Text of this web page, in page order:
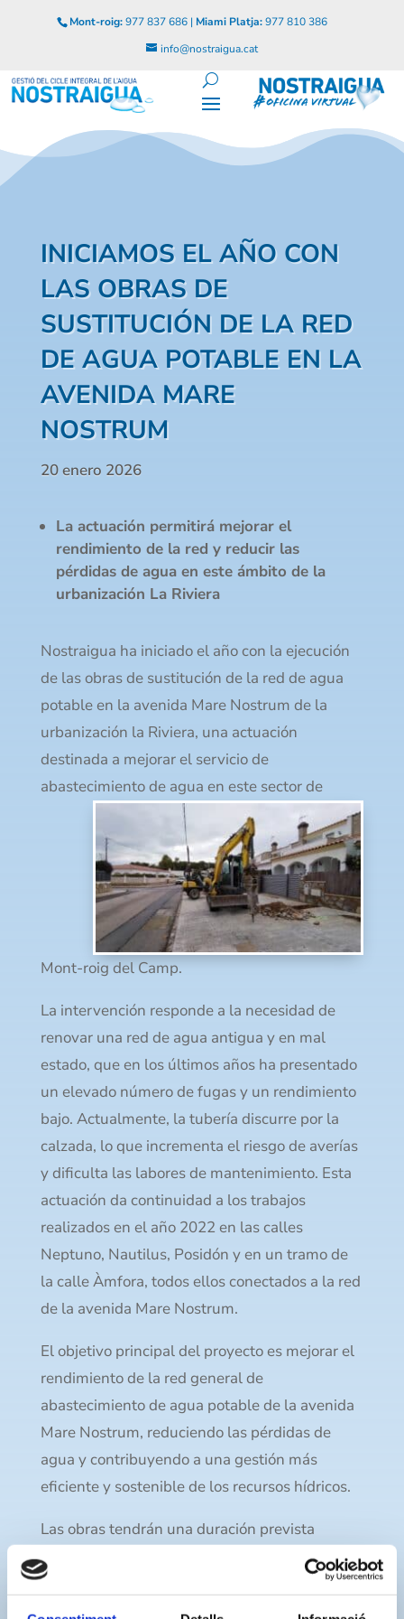
Mont-roig:977 837 686 | Miami Platja:977 810 386
info@nostraigua.cat
INICIAMOS EL AÑO CON
LAS OBRAS DE
SUSTITUCIÓN DE LA RED
DE AGUA POTABLE EN LA
AVENIDA MARE
NOSTRUM
20 enero 2026
La actuación permitirá mejorar el
rendimiento de la red y reducir las
pérdidas de agua en este ámbito de la
urbanización La Riviera
Nostraigua ha iniciado el año con la ejecución
de las obras de sustitución de la red de agua
potable en la avenida Mare Nostrum de la
urbanización la Riviera, una actuación
destinada a mejorar el servicio de
abastecimiento de agua en este sector de
Mont-roig del Camp.
La intervención responde a la necesidad de
renovar una red de agua antigua y en mal
estado, que en los últimos años ha presentado
un elevado número de fugas y un rendimiento
bajo. Actualmente, la tubería discurre por la
calzada, lo que incrementa el riesgo de averías
y dificulta las labores de mantenimiento. Esta
actuación da continuidad a los trabajos
realizados en el año 2022 en las calles
Neptuno, Nautilus, Posidón y en un tramo de
la calle Àmfora, todos ellos conectados a la red
de la avenida Mare Nostrum.
El objetivo principal del proyecto es mejorar el
rendimiento de la red general de
abastecimiento de agua potable de la avenida
Mare Nostrum, reduciendo las pérdidas de
agua y contribuyendo a una gestión más
eficiente y sostenible de los recursos hídricos.
Las obras tendrán una duración prevista
aproximada de un mes. El proyecto cuenta con
un presupuesto de ejecución de 46.405,51
euros (IVA incluido), financiado con fondos